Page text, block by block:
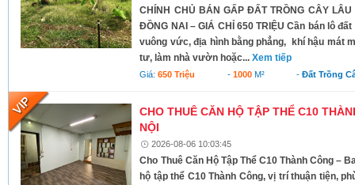
CHÍNH CHỦ BÁN GẤP ĐẤT TRỒNG CÂY LÂU
ĐỒNG NAI – GIÁ CHỈ 650 TRIỆU Cần bán lô
vuông vức, địa hình bằng phẳng, khí hậu mát
tư, làm nhà vườn hoặc...Xem tiếp
Giá:650 Triệu - 1000M² -Đất Trồng
CHO THUÊ CĂN HỘ TẬP THỂ C10
NỘI
2026-08-06 10:03:45
Cho Thuê Căn Hộ Tập Thể C10 Thành Công –
hộ tập thể C10 Thành Công, vị trí thuận tiện,